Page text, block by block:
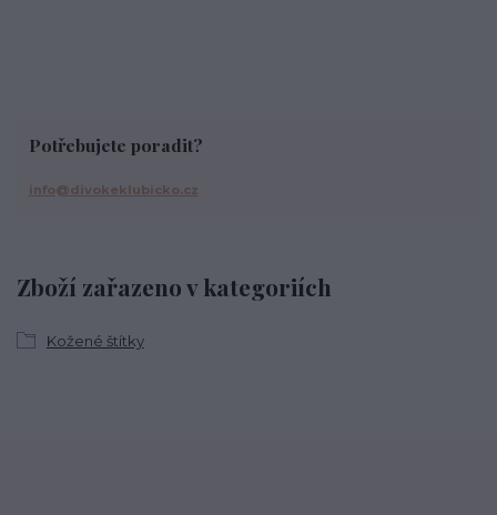
Zboží zařazeno v kategoriích
Kožené štítky
Potřebujete poradit?
info@divokeklubicko.cz